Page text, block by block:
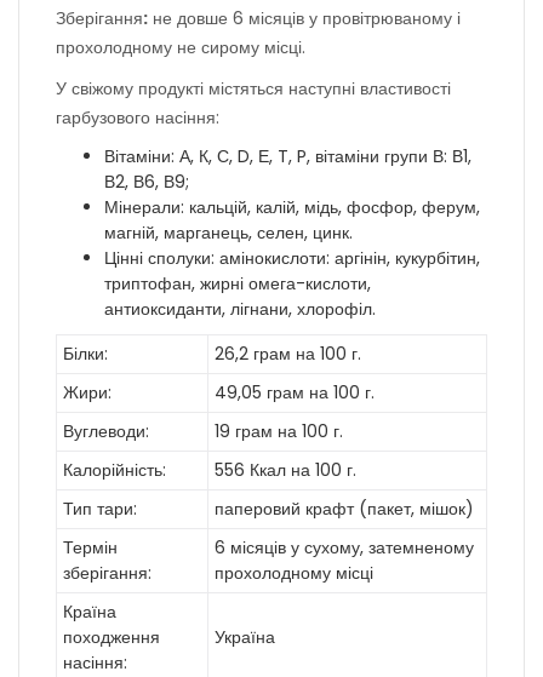
Зберігання: не довше 6 місяців у провітрюваному і
прохолодному не сирому місці.
У свіжому продукті містяться наступні властивості
гарбузового насіння:
Вітаміни: А, К, С, D, Е, T, P, вітаміни групи В: В1,
В2, В6, В9;
Мінерали: кальцій, калій, мідь, фосфор, ферум,
магній, марганець, селен, цинк.
Цінні сполуки: амінокислоти: аргінін, кукурбітин,
триптофан, жирні омега-кислоти,
антиоксиданти, лігнани, хлорофіл.
Білки:
26,2 грам на 100 г.
Жири:
49,05 грам на 100 г.
Вуглеводи:
19 грам на 100 г.
Калорійність:
556 Ккал на 100 г.
Тип тари:
паперовий крафт (пакет, мішок)
Термін
зберігання:
6 місяців у сухому, затемненому
прохолодному місці
Країна
походження
насіння:
Україна